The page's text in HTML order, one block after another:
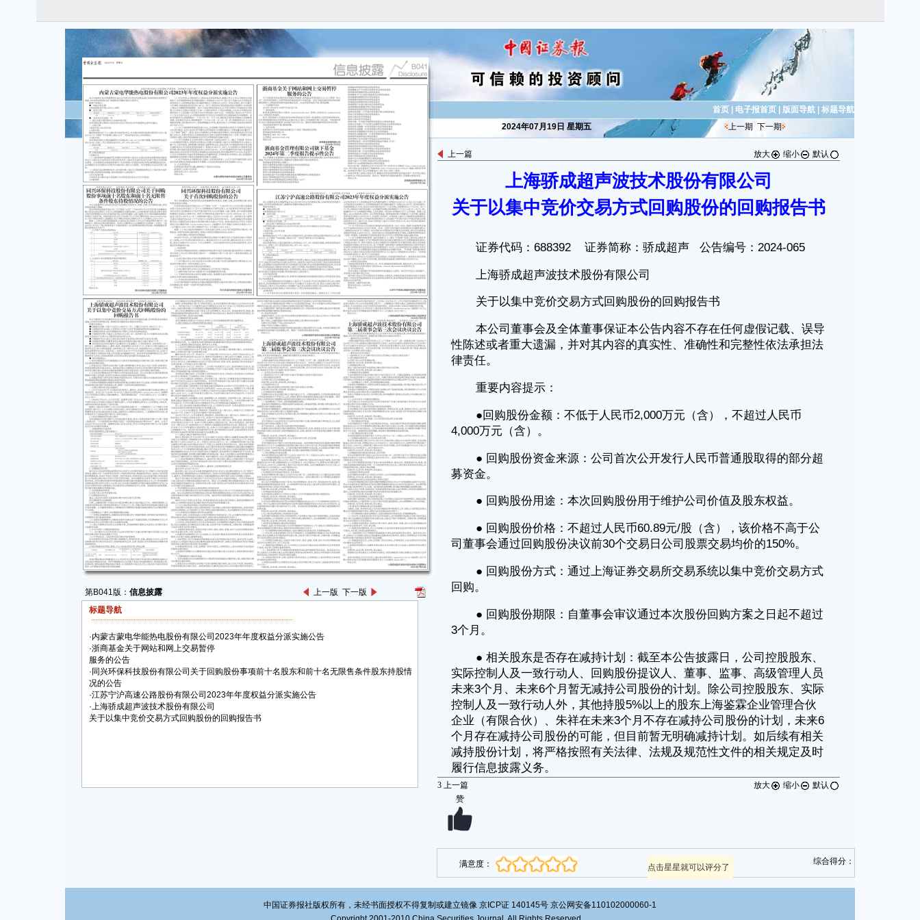
第B041版： 信息披露 上一版 下一版
标题导航
·内蒙古蒙电华能热电股份有限公司2023年年度权益分派实施公告
·浙商基金关于网站和网上交易暂停
服务的公告
· 同兴环保科技股份有限公司关于回购股份事项前十名股东和前十名无限售条件股东持股情
况的公告
·江苏宁沪高速公路股份有限公司2023年年度权益分派实施公告
·上海骄成超声波技术股份有限公司
关于以集中竞价交易方式回购股份的回购报告书
首页 电子报首页 版面导航
标题导航
2024年07月19日 星期五
上一期 下一期
上一篇 放大 缩小 默认
上海骄成超声波技术股份有限公司
关于以集中竞价交易方式回购股份的回购报告书
证券代码：688392 证券简称：骄成超声 公告编号：2024-065
上海骄成超声波技术股份有限公司
关于以集中竞价交易方式回购股份的回购报告书
本公司董事会及全体董事保证本公告内容不存在任何虚假记载、误导
性陈述或者重大遗漏，并对其内容的真实性、准确性和完整性依法承担法
律责任。
重要内容提示：
●回购股份金额：不低于人民币2,000万元（含），不超过人民币
4,000万元（含）。
● 回购股份资金来源：公司首次公开发行人民币普通股取得的部分超
募资金。
● 回购股份用途：本次回购股份用于维护公司价值及股东权益。
● 回购股份价格：不超过人民币60.89元/股（含），该价格不高于公
司董事会通过回购股份决议前30个交易日公司股票交易均价的150%。
● 回购股份方式：通过上海证券交易所交易系统以集中竞价交易方式
回购。
● 回购股份期限：自董事会审议通过本次股份回购方案之日起不超过
3个月。
● 相关股东是否存在减持计划：截至本公告披露日，公司控股股东、
实际控制人及一致行动人、回购股份提议人、董事、监事、高级管理人员
未来3个月、未来6个月暂无减持公司股份的计划。除公司控股股东、实际
控制人及一致行动人外，其他持股5%以上的股东上海鉴霖企业管理合伙
企业（有限合伙）、朱祥在未来3个月不存在减持公司股份的计划，未来6
个月存在减持公司股份的可能，但目前暂无明确减持计划。如后续有相关
减持股份计划，将严格按照有关法律、法规及规范性文件的相关规定及时
履行信息披露义务。
● 相关风险提示：
1、本次回购股份存在回购期限内公司股票价格持续超出回购价格上
限，导致回购方案无法顺利实施的风险。
2、若发生对公司股票交易价格产生重大影响的重大事项，或公司生
产经营、财务情况、外部客观情况发生重大变化，或其他导致公司董事会
决定终止本次回购方案的事项发生，则存在回购方案无法顺利实施或者根
3、公司本次回购股份拟用于维护公司价值及股东权益。若公司未能
在法律法规规定的期限内实施上述用途，则存在已回购未出售部分股份被
4、如遇监管部门颁布新的回购相关规范性文件，导致本次回购无法
实施或实施过程中需要根据监管新规调整回购相应条款的风险。
公司将在回购期限内根据市场情况择机做出回购决策并予以实施，并
根据回购股份事项进展情况及时履行信息披露义务，敬请广大投资者注意
一、回购方案的审议及实施程序
(一)公司于2024年7月15日收到实际控制人、董事长、总经理周宏建
先生提议回购公司股份的函。详见公司于2024年7月16日在上海证券交易
所网站（www.sse.com.cn）披露的《关于再次提议回购公司股份暨落
(二)2024年7月18日，公司召开第二届董事会第三次会议，逐项审议
通过了《关于以集中竞价交易方式回购公司股份方案的议案》。公司全体
董事出席会议，以5票赞成、0票反对、0票弃权的表决结果通过了该项议
根据《上海证券交易所上市公司自律监管指引第7号一一回购股份》
3 上一篇 放大 缩小
默认
赞
满意度： 点击星星就可以评分了
综合得分：
中国证券报社版权所有，未经书面授权不得复制或建立镜像 京ICP证 140145号 京公网安备110102000060-1